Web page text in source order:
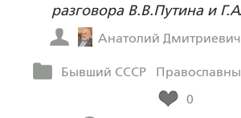
разговора В.В.Путина и
Анатолий
Бывший СССР
0